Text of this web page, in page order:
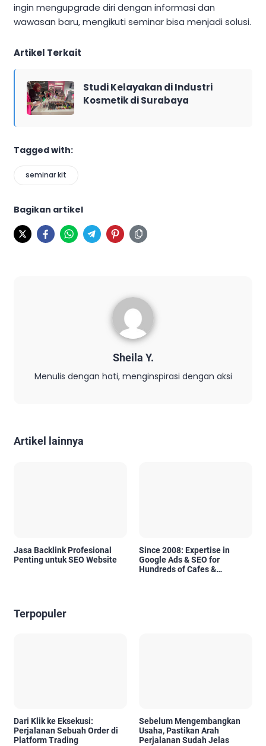
ingin mengupgrade diri dengan informasi dan
wawasan baru, mengikuti seminar bisa menjadi solusi.
Artikel Terkait
Studi Kelayakan di Industri
Kosmetik di Surabaya
Tagged with:
seminar kit
Bagikan artikel
Sheila Y.
Menulis dengan hati, menginspirasi dengan aksi
Artikel lainnya
Jasa Backlink Profesional
Penting untuk SEO Website
Since 2008: Expertise in
Google Ads & SEO for
Hundreds of Cafes &
Terpopuler
Dari Klik ke Eksekusi:
Perjalanan Sebuah Order di
Platform Trading
Sebelum Mengembangkan
Usaha, Pastikan Arah
Perjalanan Sudah Jelas